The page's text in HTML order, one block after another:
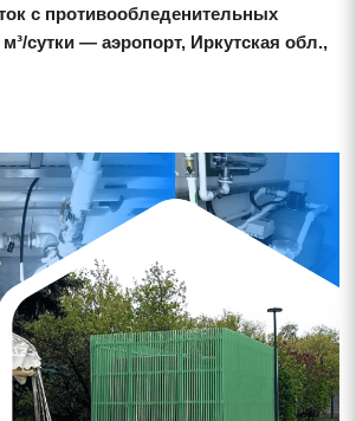
с противообледенительных
сутки — аэропорт, Иркутская обл.,
Смотреть проект